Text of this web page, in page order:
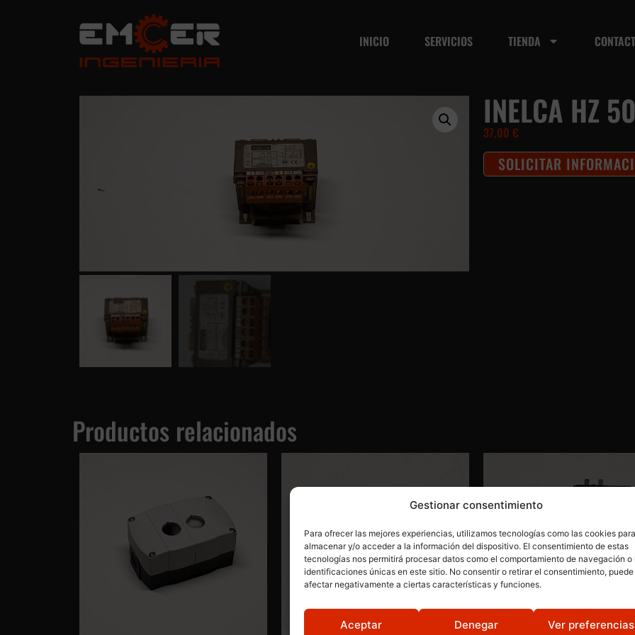
Gestionar consentimiento
Para ofrecer las mejores experiencias, utilizamos tecnologías como las cookies para
almacenar y/o acceder a la información del dispositivo. El consentimiento de estas
tecnologías nos permitirá procesar datos como el comportamiento de navegación o
identificaciones únicas en este sitio. No consentir o retirar el consentimiento, puede
afectar negativamente a ciertas características y funciones.
Aceptar Denegar Ver preferencias
INICIO SERVICIOS TIENDA
INELCA HZ
37,00 €
SOLICITAR
Productos relacionados